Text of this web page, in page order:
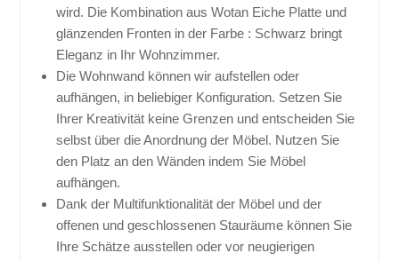
wird. Die Kombination aus Wotan Eiche Platte und
glänzenden Fronten in der Farbe : Schwarz bringt
Eleganz in Ihr Wohnzimmer.
Die Wohnwand können wir aufstellen oder
aufhängen, in beliebiger Konfiguration. Setzen Sie
Ihrer Kreativität keine Grenzen und entscheiden Sie
selbst über die Anordnung der Möbel. Nutzen Sie
den Platz an den Wänden indem Sie Möbel
aufhängen.
Dank der Multifunktionalität der Möbel und der
offenen und geschlossenen Stauräume können Sie
Ihre Schätze ausstellen oder vor neugierigen